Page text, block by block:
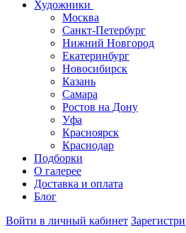
Художники
Москва
Санкт-Петербург
Нижний Новгород
Екатеринбург
Новосибирск
Казань
Самара
Ростов на Дону
Уфа
Красноярск
Краснодар
Подборки
О галерее
Доставка и оплата
Блог
Войти в личный кабинет